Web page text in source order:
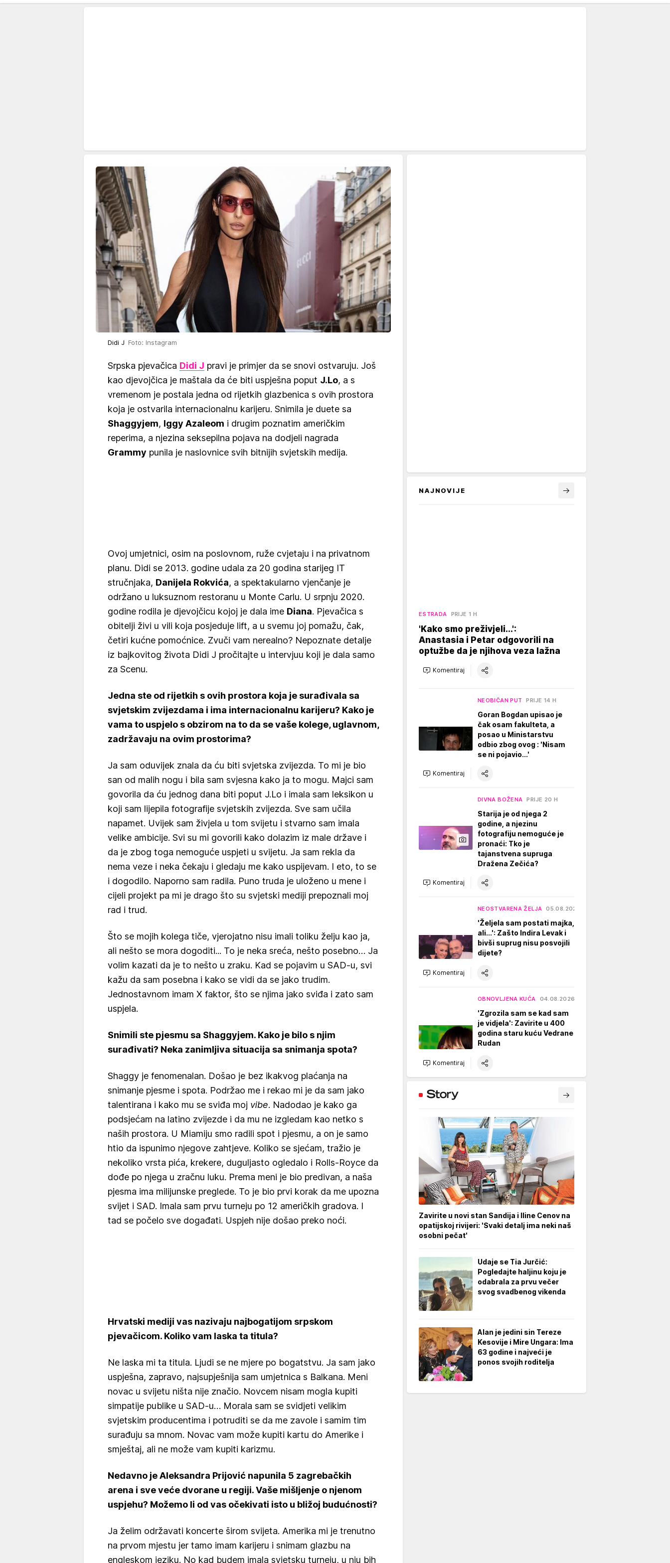
Didi J Foto: Instagram
Srpska pjevačica Didi J pravi je primjer da se snovi ostvaruju. Još
kao djevojčica je maštala da će biti uspješna poput J.Lo, a s
vremenom je postala jedna od rijetkih glazbenica s ovih prostora
koja je ostvarila internacionalnu karijeru. Snimila je duete sa
Shaggyjem, Iggy Azaleom i drugim poznatim američkim
reperima, a njezina seksepilna pojava na dodjeli nagrada
Grammy punila je naslovnice svih bitnijih svjetskih medija.
Ovoj umjetnici, osim na poslovnom, ruže cvjetaju i na privatnom
planu. Didi se 2013. godine udala za 20 godina starijeg IT
stručnjaka, Danijela Rokvića, a spektakularno vjenčanje je
održano u luksuznom restoranu u Monte Carlu. U srpnju 2020.
godine rodila je djevojčicu kojoj je dala ime Diana. Pjevačica s
obitelji živi u vili koja posjeduje lift, a u svemu joj pomažu, čak,
četiri kućne pomoćnice. Zvuči vam nerealno? Nepoznate detalje
iz bajkovitog života Didi J pročitajte u intervjuu koji je dala samo
za Scenu.
Jedna ste od rijetkih s ovih prostora koja je surađivala sa
svjetskim zvijezdama i ima internacionalnu karijeru? Kako je
vama to uspjelo s obzirom na to da se vaše kolege, uglavnom,
zadržavaju na ovim prostorima?
Ja sam oduvijek znala da ću biti svjetska zvijezda. To mi je bio
san od malih nogu i bila sam svjesna kako ja to mogu. Majci sam
govorila da ću jednog dana biti poput J.Lo i imala sam leksikon u
koji sam lijepila fotografije svjetskih zvijezda. Sve sam učila
napamet. Uvijek sam živjela u tom svijetu i stvarno sam imala
velike ambicije. Svi su mi govorili kako dolazim iz male države i
da je zbog toga nemoguće uspjeti u svijetu. Ja sam rekla da
nema veze i neka čekaju i gledaju me kako uspijevam. I eto, to se
i dogodilo. Naporno sam radila. Puno truda je uloženo u mene i
cijeli projekt pa mi je drago što su svjetski mediji prepoznali moj
rad i trud.
Što se mojih kolega tiče, vjerojatno nisu imali toliku želju kao ja,
ali nešto se mora dogoditi... To je neka sreća, nešto posebno… Ja
volim kazati da je to nešto u zraku. Kad se pojavim u SAD-u, svi
kažu da sam posebna i kako se vidi da se jako trudim.
Jednostavnom imam X faktor, što se njima jako sviđa i zato sam
uspjela.
Snimili ste pjesmu sa Shaggyjem. Kako je bilo s njim
surađivati? Neka zanimljiva situacija sa snimanja spota?
Shaggy je fenomenalan. Došao je bez ikakvog plaćanja na
snimanje pjesme i spota. Podržao me i rekao mi je da sam jako
talentirana i kako mu se sviđa moj vibe. Nadodao je kako ga
podsjećam na latino zvijezde i da mu ne izgledam kao netko s
naših prostora. U Miamiju smo radili spot i pjesmu, a on je samo
htio da ispunimo njegove zahtjeve. Koliko se sjećam, tražio je
nekoliko vrsta pića, krekere, duguljasto ogledalo i Rolls-Royce da
dođe po njega u zračnu luku. Prema meni je bio predivan, a naša
pjesma ima milijunske preglede. To je bio prvi korak da me upozna
svijet i SAD. Imala sam prvu turneju po 12 američkih gradova. I
tad se počelo sve događati. Uspjeh nije došao preko noći.
Hrvatski mediji vas nazivaju najbogatijom srpskom
pjevačicom. Koliko vam laska ta titula?
Ne laska mi ta titula. Ljudi se ne mjere po bogatstvu. Ja sam jako
uspješna, zapravo, najsupješnija sam umjetnica s Balkana. Meni
novac u svijetu ništa nije značio. Novcem nisam mogla kupiti
simpatije publike u SAD-u… Morala sam se svidjeti velikim
svjetskim producentima i potruditi se da me zavole i samim tim
surađuju sa mnom. Novac vam može kupiti kartu do Amerike i
smještaj, ali ne može vam kupiti karizmu.
Nedavno je Aleksandra Prijović napunila 5 zagrebačkih
arena i sve veće dvorane u regiji. Vaše mišljenje o njenom
uspjehu? Možemo li od vas očekivati isto u bližoj budućnosti?
Ja želim održavati koncerte širom svijeta. Amerika mi je trenutno
na prvom mjestu jer tamo imam karijeru i snimam glazbu na
engleskom jeziku. No kad budem imala svjetsku turneju, u nju bih
NAJNOVIJE
ESTRADA PRIJE 1 H
'Kako smo preživjeli...':
Anastasia i Petar odgovorili na
optužbe da je njihova veza lažna
Komentiraj
NEOBIČAN PUT PRIJE 14 H
Goran Bogdan upisao je
čak osam fakulteta, a
posao u Ministarstvu
odbio zbog ovog : 'Nisam
se ni pojavio...'
Komentiraj
DIVNA BOŽENA PRIJE 20 H
Starija je od njega 2
godine, a njezinu
fotografiju nemoguće je
pronaći: Tko je
tajanstvena supruga
Dražena Zečića?
Komentiraj
NEOSTVARENA ŽELJA 05.08.2026.
'Željela sam postati majka,
ali...': Zašto Indira Levak i
bivši suprug nisu posvojili
dijete?
Komentiraj
OBNOVLJENA KUĆA 04.08.2026.
'Zgrozila sam se kad sam
je vidjela': Zavirite u 400
godina staru kuću Vedrane
Rudan
Komentiraj
Zavirite u novi stan Sandija i Iline Cenov na
opatijskoj rivijeri: 'Svaki detalj ima neki naš
osobni pečat'
Udaje se Tia Jurčić:
Pogledajte haljinu koju je
odabrala za prvu večer
svog svadbenog vikenda
Alan je jedini sin Tereze
Kesovije i Mire Ungara: Ima
63 godine i najveći je
ponos svojih roditelja